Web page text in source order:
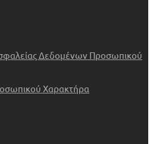
Δεδομένων Προσωπικού
Χαρακτήρα